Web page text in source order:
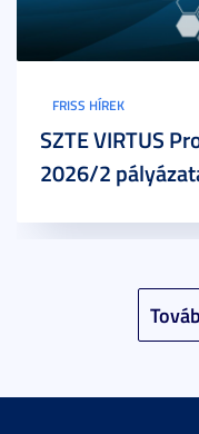
FRISS HÍREK
SZTE VIRTUS
2026/2